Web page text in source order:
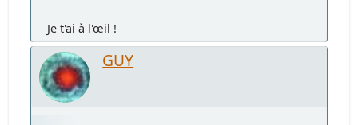
Je t'ai à l'œil !
GUY